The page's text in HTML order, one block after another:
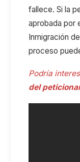
fallece. Si la
aprobada por
Inmigración
proceso
Podría
del